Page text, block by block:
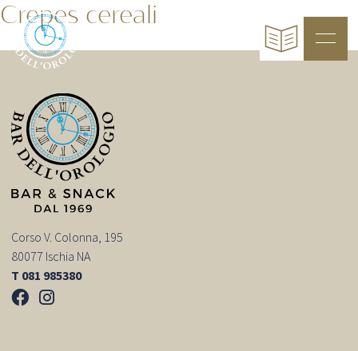
Crepes cereali
Corso V. Colonna, 195
80077 Ischia NA
T 081 985380